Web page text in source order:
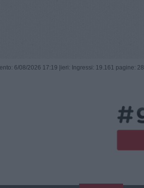
6/08/2026 17:19 | ieri: Ingressi: 19.161 pagine: